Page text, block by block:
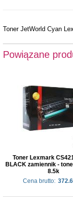
Toner JetWorld Cyan
Powiązane
Toner Lexmark
BLACK zamiennik -
8.5k
Cena brutto: